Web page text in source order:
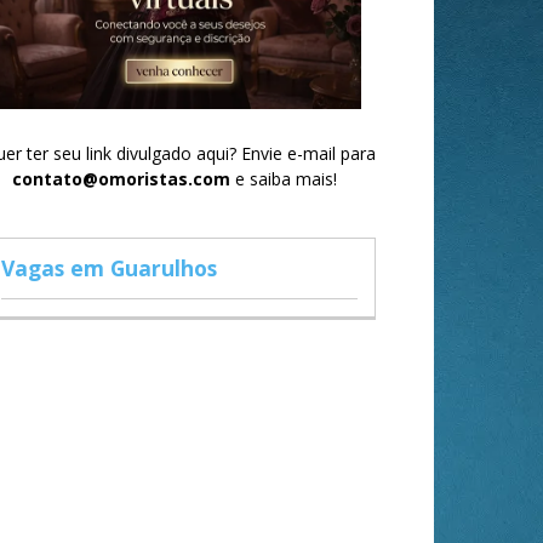
ter seu link divulgado aqui? Envie e-mail para
contato@omoristas.com e saiba mais!
Vagas em Guarulhos